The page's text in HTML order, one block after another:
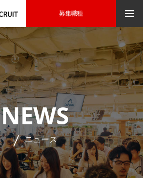
募集職種
NEWS
ニュース